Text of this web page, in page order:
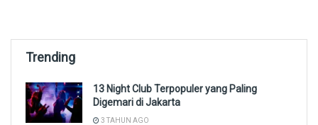
Trending
13 Night Club Terpopuler yang Paling
Digemari di Jakarta
3 TAHUN AGO